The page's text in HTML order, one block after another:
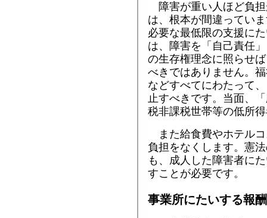
障害が重い人ほど負
は、根本が間違ってい
必要な最低限の支援に
は、障害を「自己責任
の生存権理念に照らせ
べきではありません。
などすべてにわたって
止すべきです。当面、
税非課税世帯等の低所
また給食費やホテル
負担をなくします。憲
も、成人した障害者に
すことが必要です。
事業所にたいする報